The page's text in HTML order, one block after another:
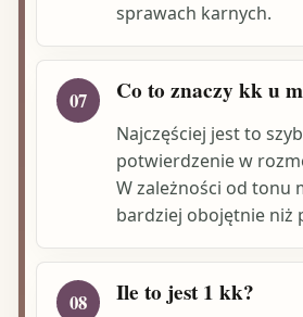
sprawach karnych.
07 Co to znaczy kk u
Najczęściej jest to
potwierdzenie w
W zależności od tonu
bardziej obojętnie niż
08 Ile to jest 1 kk?